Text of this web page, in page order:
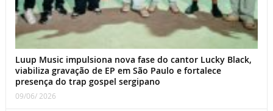
Luup Music impulsiona nova fase do cantor Lucky Black,
viabiliza gravação de EP em São Paulo e fortalece
presença do trap gospel sergipano
09/06/ 2026